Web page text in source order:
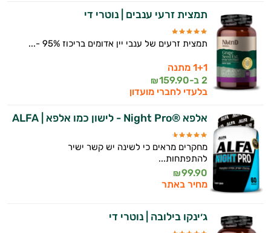
תמצית זרעי ענבים | נוטרי די
תמצית זרעים של ענבי יין אדומים בריכוז 95% -...
1+1 מתנה
2 ב-
159.90
₪
בלעדי לחברי מועדון
אלפא ®Night Pro - לישון כמו אלפא | ALFA
מחקרים מראים כי לשינה יש קשר ישיר
להתפתחות...
99.90
₪
מחיר באתר
ג׳ינקו בילובה | נוטרי די